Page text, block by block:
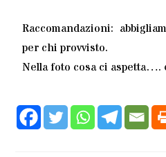
Raccomandazioni:
per chi provvisto.
Nella foto cosa ci aspetta….